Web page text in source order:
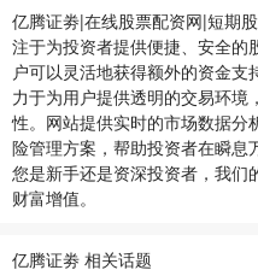
亿腾证劵|在线股票配资网|短期
注于为投资者提供便捷、安全的
户可以灵活地获得额外的资金
力于为用户提供透明的交易环境
性。网站提供实时的市场数据分
险管理方案，帮助投资者在瞬息
您是新手还是资深投资者，我们
财富增值。
亿腾证劵 相关话题